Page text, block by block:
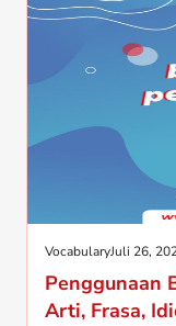
VocabularyJuli 26,
Penggunaan
Arti, Frasa,